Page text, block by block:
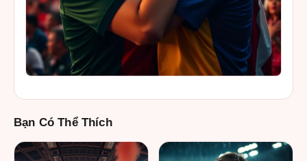
Bạn Có Thể Thích